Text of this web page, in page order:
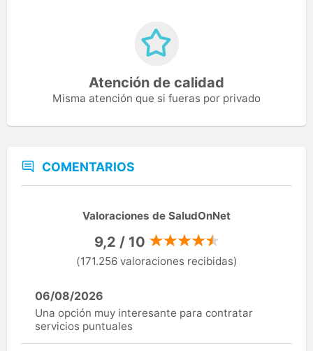
Atención de calidad
Misma atención que si fueras por privado
COMENTARIOS
Valoraciones de SaludOnNet
9,2 / 10
(171.256 valoraciones recibidas)
06/08/2026
Una opción muy interesante para contratar
servicios puntuales